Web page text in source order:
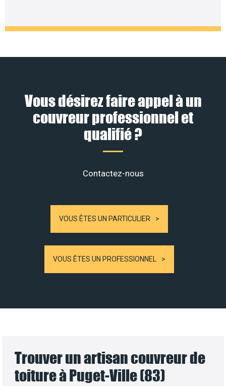
Vous désirez faire appel à un
couvreur professionnel et
qualifié ?
Contactez-nous
VOUS ÊTES UN PARTICULIER
VOUS ÊTES UN PROFESSIONNEL
Trouver un artisan couvreur de
toiture à Puget-Ville (83)